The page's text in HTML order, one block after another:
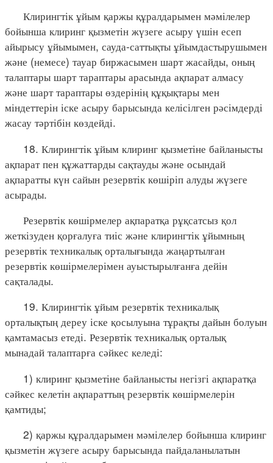
Клирингтік ұйым қаржы құралдарымен мәмілелер
бойынша клиринг қызметін жүзеге асыру үшін есеп
айырысу ұйымымен, сауда-саттықты ұйымдастырушымен
және (немесе) тауар биржасымен шарт жасайды, оның
талаптары шарт тараптары арасында ақпарат алмасу
және шарт тараптары өздерінің құқықтары мен
міндеттерін іске асыру барысында келісілген рәсімдерді
жасау тәртібін көздейді.
18. Клирингтік ұйым клиринг қызметіне байланысты
ақпарат пен құжаттарды сақтауды және осындай
ақпаратты күн сайын резервтік көшіріп алуды жүзеге
асырады.
Резервтік көшірмелер ақпаратқа рұқсатсыз қол
жеткізуден қорғалуға тиіс және клирингтік ұйымның
резервтік техникалық орталығында жаңартылған
резервтік көшірмелерімен ауыстырылғанға дейін
сақталады.
19. Клирингтік ұйым резервтік техникалық
орталықтың дереу іске қосылуына тұрақты дайын болуын
қамтамасыз етеді. Резервтік техникалық орталық
мынадай талаптарға сәйкес келеді:
1) клиринг қызметіне байланысты негізгі ақпаратқа
сәйкес келетін ақпараттың резервтік көшірмелерін
қамтиды;
2) қаржы құралдарымен мәмілелер бойынша клиринг
қызметін жүзеге асыру барысында пайдаланылатын